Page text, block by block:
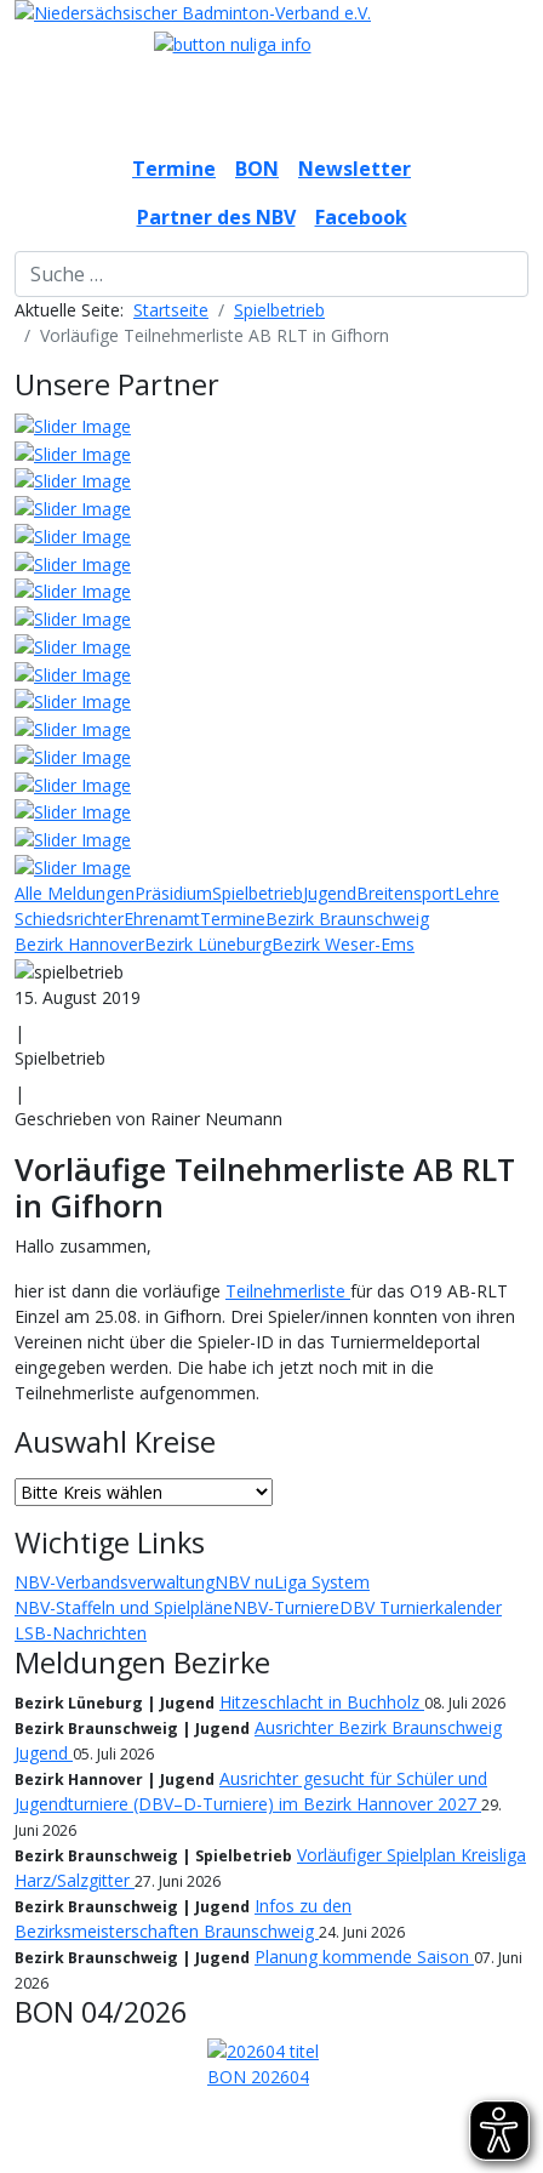
Termine BON
Newsletter
Partner des NBV
Facebook
Suchbegriff
Aktuelle Seite: Startseite
Spielbetrieb
Vorläufige Teilnehmerliste AB RLT in Gifhorn
Unsere Partner
Alle MeldungenPräsidiumSpielbetriebJugendBreitensportLehre
SchiedsrichterEhrenamtTermineBezirk Braunschweig
Bezirk HannoverBezirk LüneburgBezirk Weser-Ems
15. August 2019
|
Spielbetrieb
|
Geschrieben von Rainer Neumann
Vorläufige Teilnehmerliste AB RLT
in Gifhorn
Hallo zusammen,
hier ist dann die vorläufige Teilnehmerliste für das O19 AB-RLT
Einzel am 25.08. in Gifhorn. Drei Spieler/innen konnten von ihren
Vereinen nicht über die Spieler-ID in das Turniermeldeportal
eingegeben werden. Die habe ich jetzt noch mit in die
Teilnehmerliste aufgenommen.
Auswahl Kreise
Wichtige Links
NBV-VerbandsverwaltungNBV nuLiga System
NBV-Staffeln und SpielpläneNBV-TurniereDBV Turnierkalender
LSB-Nachrichten
Meldungen Bezirke
Bezirk Lüneburg | Jugend Hitzeschlacht in Buchholz 08. Juli 2026
Bezirk Braunschweig | Jugend Ausrichter Bezirk Braunschweig
Jugend 05. Juli 2026
Bezirk Hannover | Jugend Ausrichter gesucht für Schüler und
Jugendturniere (DBV–D-Turniere) im Bezirk Hannover 2027 29.
Juni 2026
Bezirk Braunschweig | Spielbetrieb Vorläufiger Spielplan Kreisliga
Harz/Salzgitter 27. Juni 2026
Bezirk Braunschweig | Jugend Infos zu den
Bezirksmeisterschaften Braunschweig 24. Juni 2026
Bezirk Braunschweig | Jugend Planung kommende Saison 07. Juni
2026
BON 04/2026